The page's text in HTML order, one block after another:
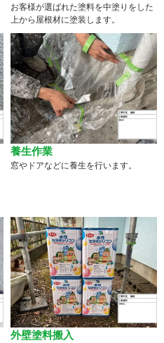
お客様が選ばれた塗料を中塗りをした
上から屋根材に塗装します。
養生作業
窓やドアなどに養生を行います。
外壁塗料搬入